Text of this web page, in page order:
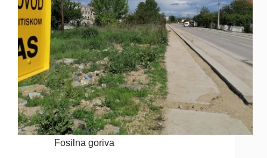
Fosilna goriva